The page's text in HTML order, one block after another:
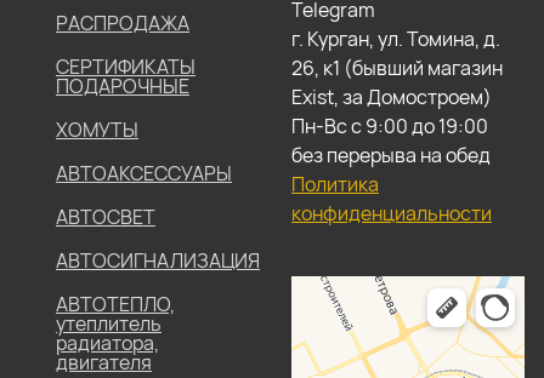
РАСПРОДАЖА
СЕРТИФИКАТЫ
ПОДАРОЧНЫЕ
ХОМУТЫ
АВТОАКСЕССУАРЫ
АВТОСВЕТ
АВТОСИГНАЛИЗАЦИЯ
АВТОТЕПЛО,
утеплитель
радиатора,
двигателя
Telegram
г. Курган, ул. Томина, д.
26, к1 (бывший магазин
Exist, за Домостроем)
Пн-Вс с 9:00 до 19:00
без перерыва на обед
Политика
конфиденциальности